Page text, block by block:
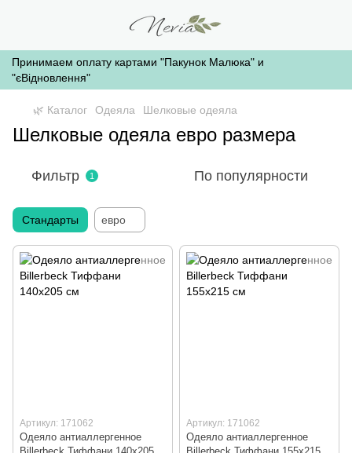
Принимаем оплату картами "Пакунок Малюка" и
"єВідновлення"
🌿 Каталог Одеяла Шелковые одеяла
Шелковые одеяла евро размера
Фильтр 1 По популярности
Стандарты евро
Артикул: 171062
Одеяло антиаллергенное
Артикул: 171062
Одеяло антиаллергенное